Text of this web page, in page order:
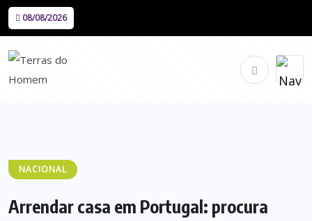
08/08/2026
NACIONAL
Arrendar casa em Portugal: procura